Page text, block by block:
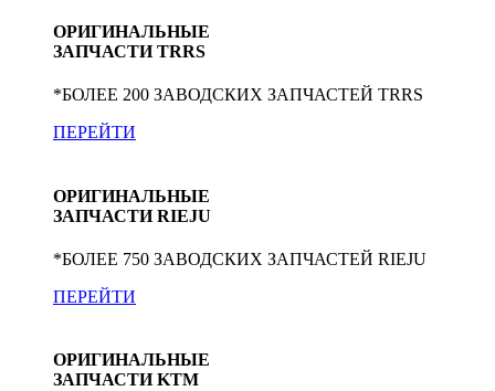
ОРИГИНАЛЬНЫЕ
ЗАПЧАСТИ TRRS
*БОЛЕЕ 200 ЗАВОДСКИХ ЗАПЧАСТЕЙ TRRS
ПЕРЕЙТИ
ОРИГИНАЛЬНЫЕ
ЗАПЧАСТИ RIEJU
*БОЛЕЕ 750 ЗАВОДСКИХ ЗАПЧАСТЕЙ RIEJU
ПЕРЕЙТИ
ОРИГИНАЛЬНЫЕ
ЗАПЧАСТИ KTM